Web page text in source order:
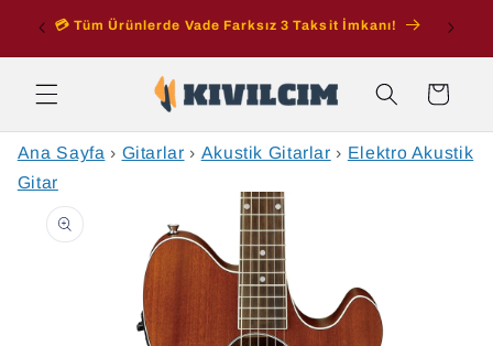
İçeriğe
atla
💳 Tüm Ürünlerde Vade Farksız 3 Taksit İmkanı!
Sepet
Ana Sayfa › Gitarlar › Akustik Gitarlar › Elektro Akustik
Gitar
Ürün
bilgisine
atla